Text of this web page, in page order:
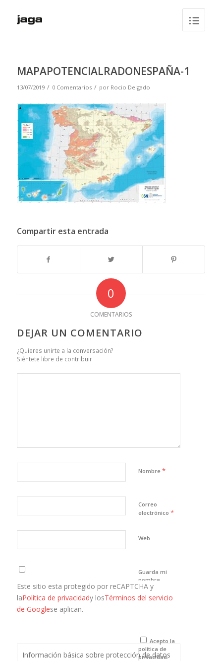
MAPAPOTENCIALRADONESPAÑA-1
13/07/2019 / 0 Comentarios / por Rocio Delgado
Compartir esta entrada
0
COMENTARIOS
DEJAR UN COMENTARIO
¿Quieres unirte a la conversación?
Siéntete libre de contribuir
Nombre *
Correo
electrónico *
Web
Guarda mi
nombre,
correo
electrónico y
que comente.
Este sitio esta protegido por reCAPTCHA y
laPolítica de privacidady losTérminos del servicio
de Googlese aplican.
Acepto la
política de
privacidad.
Información básica sobre protección de datos